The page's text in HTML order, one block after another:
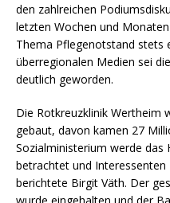
den zahlreichen
letzten Wochen und
Thema Pflegenotstand stets
überregionalen Medien sei
deutlich geworden.
Die Rotkreuzklinik Wertheim
gebaut, davon kamen 27
Sozialministerium werde das
betrachtet und
berichtete Birgit Väth. Der
wurde eingehalten und der